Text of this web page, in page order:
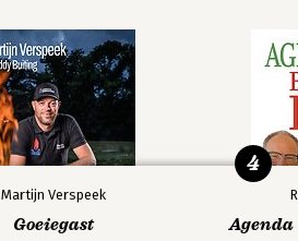
Martijn Verspeek
Goeiegast Agenda
4